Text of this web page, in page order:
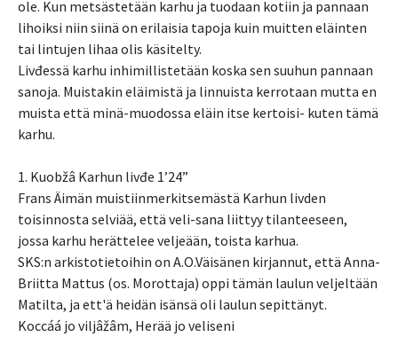
ole. Kun metsästetään karhu ja tuodaan kotiin ja pannaan
lihoiksi niin siinä on erilaisia tapoja kuin muitten eläinten
tai lintujen lihaa olis käsitelty.
Livđessä karhu inhimillistetään koska sen suuhun pannaan
sanoja. Muistakin eläimistä ja linnuista kerrotaan mutta en
muista että minä-muodossa eläin itse kertoisi- kuten tämä
karhu.
1. Kuobžâ Karhun livđe 1’24”
Frans Äimän muistiinmerkitsemästä Karhun livden
toisinnosta selviää, että veli-sana liittyy tilanteeseen,
jossa karhu herättelee veljeään, toista karhua.
SKS:n arkistotietoihin on A.O.Väisänen kirjannut, että Anna-
Briitta Mattus (os. Morottaja) oppi tämän laulun veljeltään
Matilta, ja ett'ä heidän isänsä oli laulun sepittänyt.
Koccáá jo viljâžâm, Herää jo veliseni